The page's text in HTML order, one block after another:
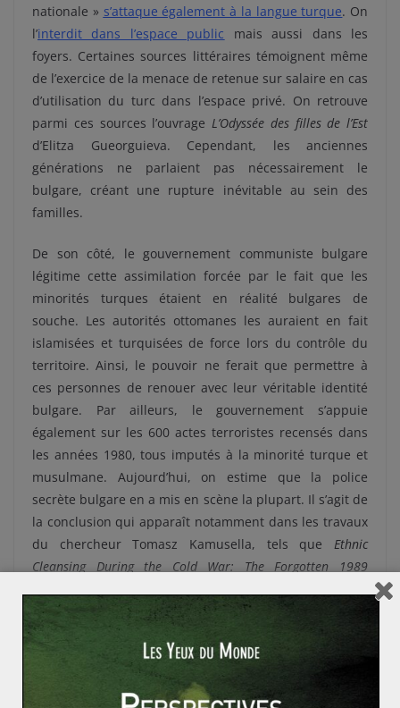
nationale » s’attaque également à la langue turque. On
l’interdit dans l’espace public mais aussi dans les
foyers. Certaines sources littéraires témoignent même
de l’exercice de la menace de retenue sur salaire en cas
d’utilisation du turc dans l’espace privé. On retrouve
parmi ces sources l’ouvrage L’Odyssée des filles de l’Est
d’Elitza Gueorguieva. Cependant, les anciennes
générations ne parlaient pas nécessairement le
bulgare, créant une rupture inévitable au sein des
familles.
De son côté, le gouvernement communiste bulgare
légitime cette assimilation forcée par le fait que les
minorités turques étaient en réalité bulgares de
souche. Les autorités ottomanes les auraient en fait
islamisées et turquisées de force lors du contrôle du
territoire. Ainsi, le pouvoir ne ferait que permettre à
ces personnes de renouer avec leur véritable identité
bulgare. Par ailleurs, le gouvernement s’appuie
également sur les 600 actes terroristes recensés dans
les années 1980, tous imputés à la minorité turque et
musulmane. Aujourd’hui, on estime que la police
secrète bulgare en a mis en scène la plupart. Il s’agit de
la conclusion qui apparaît notamment dans les travaux
du chercheur Tomasz Kamusella, tels que Ethnic
Cleansing During the Cold War: The Forgotten 1989
Studies in Modern European History)
1989 : l’exode des Turcs de Bulgarie et
l’après « régénération »